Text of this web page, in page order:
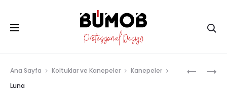
SCALA
Ana Sayfa Koltuklar ve Kanepeler
Kanepeler
Luna